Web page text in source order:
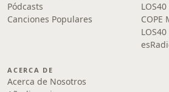
Pódcasts
Canciones Populares
COPE
LOS40
ACERCA DE
Acerca de Nosotros